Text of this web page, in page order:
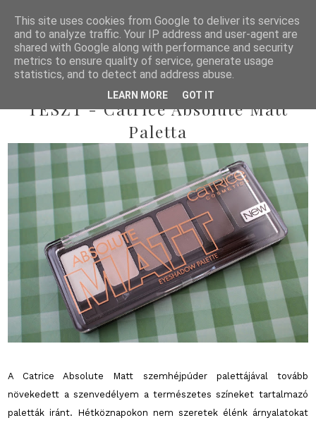
2014/11/15
TESZT - Catrice Absolute Matt
Paletta
A Catrice Absolute Matt szemhéjpúder palettájával tovább
növekedett a szenvedélyem a természetes színeket tartalmazó
paletták iránt. Hétköznapokon nem szeretek élénk árnyalatokat
This site uses cookies from Google to deliver its services
and to analyze traffic. Your IP address and user-agent are
shared with Google along with performance and security
metrics to ensure quality of service, generate usage
statistics, and to detect and address abuse.
LEARN MORE GOT IT